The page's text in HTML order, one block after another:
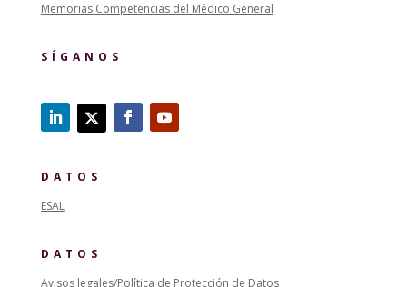
Memorias Competencias del Médico General
SÍGANOS
DATOS
ESAL
DATOS
Avisos legales/Política de Protección de Datos